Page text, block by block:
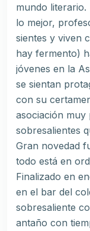
mundo
lo mejor,
sientes y viven
hay fermento)
jóvenes en la
se sientan
con su
asociación muy
sobresalientes
Gran novedad
todo está en
Finalizado en
en el bar del
sobresaliente
antaño con